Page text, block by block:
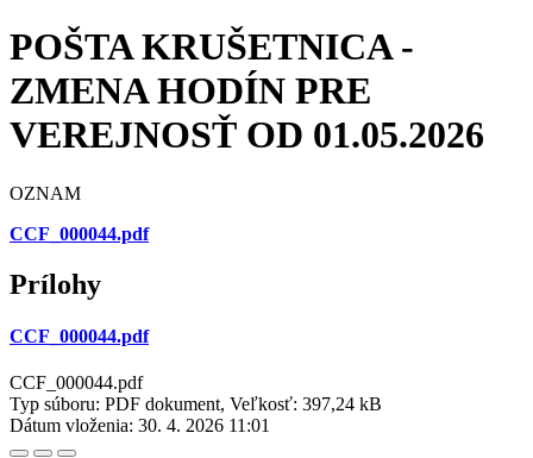
POŠTA KRUŠETNICA -
ZMENA HODÍN PRE
VEREJNOSŤ OD 01.05.2026
OZNAM
CCF_000044.pdf
Prílohy
CCF_000044.pdf
CCF_000044.pdf
Typ súboru: PDF dokument, Veľkosť: 397,24 kB
Dátum vloženia: 30. 4. 2026 11:01